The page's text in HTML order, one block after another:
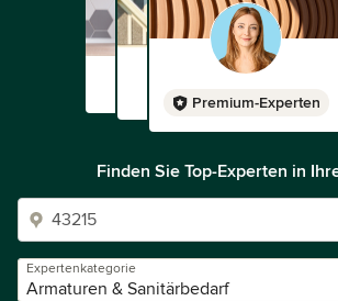
Premium-Experten
Finden Sie Top-Experten in
Expertenkategorie
Armaturen & Sanitärbedarf